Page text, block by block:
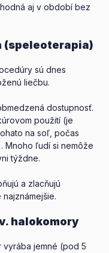
aj v období bez
(speleoterapia)
sú dnes
liečbu.
dostupnosť.
použití (je
na soľ, počas
Mnoho ľudí si nemôže
týždne.
a zlacňujú
halokomory
jemné (pod 5